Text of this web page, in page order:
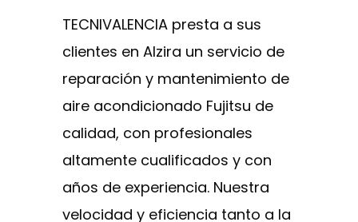
TECNIVALENCIA presta a sus
clientes en Alzira un servicio de
reparación y mantenimiento de
aire acondicionado Fujitsu de
calidad, con profesionales
altamente cualificados y con
años de experiencia. Nuestra
velocidad y eficiencia tanto a la